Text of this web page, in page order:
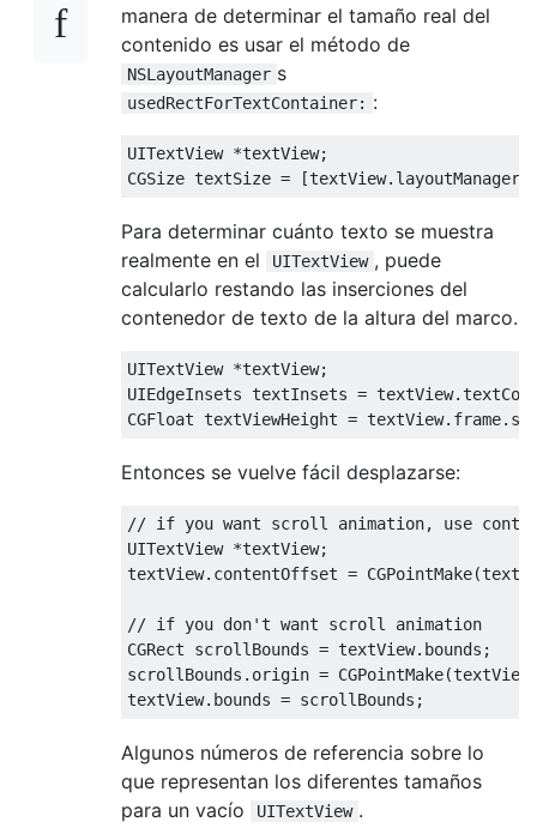
manera de determinar el tamaño real del
contenido es usar el método de
NSLayoutManager s
usedRectForTextContainer: :
UITextView *textView;
CGSize textSize = [textView. layoutManager
Para determinar cuánto texto se muestra
realmente en el
UITextView , puede
calcularlo restando las inserciones del
contenedor de texto de la altura del marco.
UITextView *textView;
UIEdgeInsets textInsets = textView.
CGFloat textViewHeight = textView. frame.
Entonces se vuelve fácil desplazarse:
// if you want scroll animation, use
UITextView *textView;
textView. contentOffset = CGPointMake(
// if you don't want scroll animation
CGRect scrollBounds = textView. bounds ;
scrollBounds . origin = CGPointMake(textView
textView. bounds = scrollBounds ;
Algunos números de referencia sobre lo
que representan los diferentes tamaños
para un vacío
UITextView .